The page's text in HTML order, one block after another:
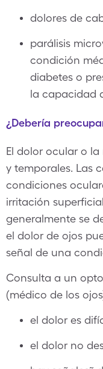
dolores de
parálisis
condición
diabetes o
la capacidad
¿Debería
El dolor ocular o
y temporales. Las
condiciones
irritación
generalmente se
el dolor de ojos
señal​ de una
Consulta a un
(médico de los
el dolor es
el dolor no